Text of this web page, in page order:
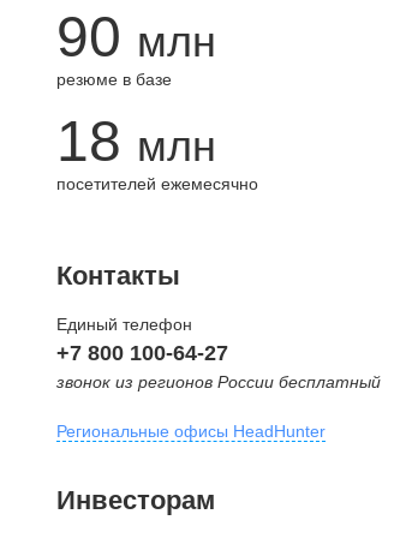
90 млн
резюме в базе
18 млн
посетителей ежемесячно
Контакты
Единый телефон
+7 800 100-64-27
звонок из регионов России бесплатный
Региональные офисы HeadHunter
внутригородская территория
Инвесторам